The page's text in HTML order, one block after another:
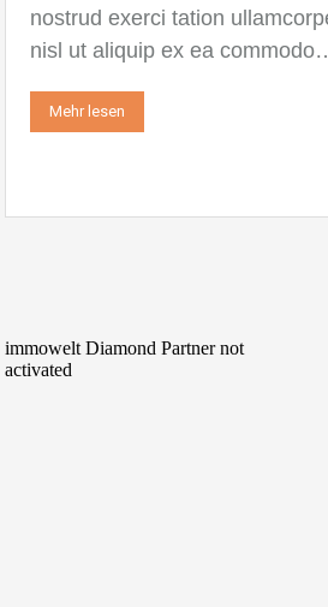
nostrud exerci tation
nisl ut aliquip ex ea
Mehr lesen